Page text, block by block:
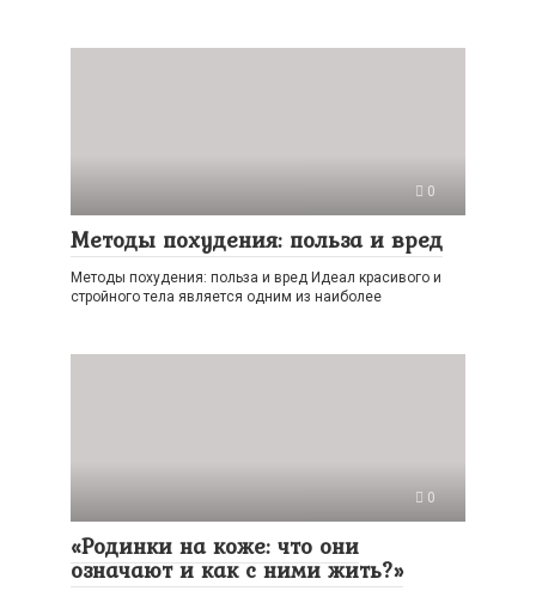
0
Методы похудения: польза и вред
Методы похудения: польза и вред Идеал красивого и
стройного тела является одним из наиболее
0
«Родинки на коже: что они
означают и как с ними жить?»